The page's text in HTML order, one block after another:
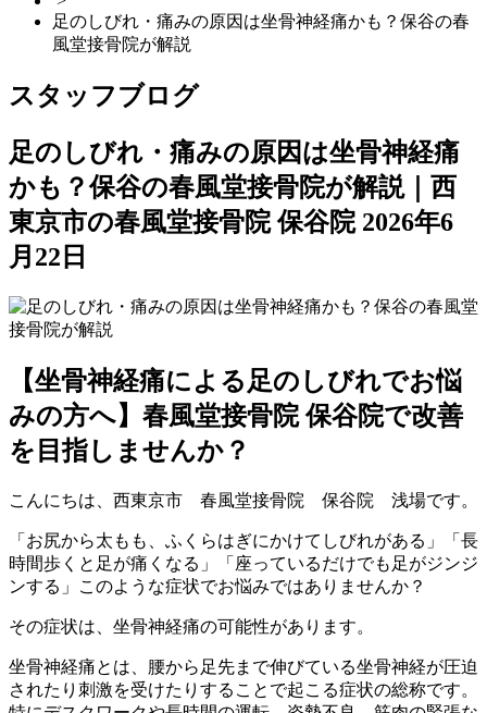
足のしびれ・痛みの原因は坐骨神経痛かも？保谷の春
風堂接骨院が解説
スタッフブログ
足のしびれ・痛みの原因は坐骨神経痛
かも？保谷の春風堂接骨院が解説｜西
東京市の春風堂接骨院 保谷院 2026年6
月22日
【坐骨神経痛による足のしびれでお悩
みの方へ】春風堂接骨院 保谷院で改善
を目指しませんか？
こんにちは、西東京市 春風堂接骨院 保谷院 浅場です。
「お尻から太もも、ふくらはぎにかけてしびれがある」「長
時間歩くと足が痛くなる」「座っているだけでも足がジンジ
ンする」このような症状でお悩みではありませんか？
その症状は、坐骨神経痛の可能性があります。
坐骨神経痛とは、腰から足先まで伸びている坐骨神経が圧迫
されたり刺激を受けたりすることで起こる症状の総称です。